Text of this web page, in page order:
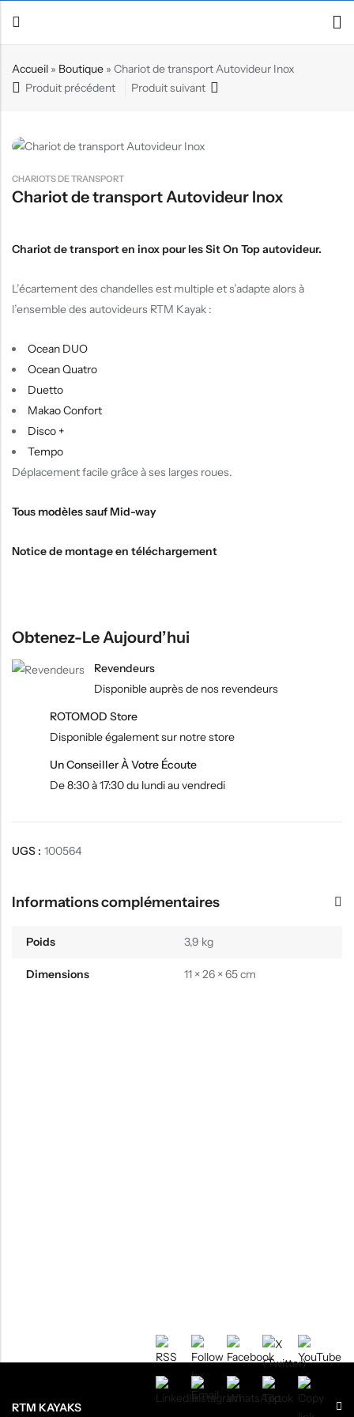
Accueil » Boutique » Chariot de transport Autovideur Inox
Produit précédent
Produit suivant
CHARIOTS DE TRANSPORT
Chariot de transport Autovideur Inox
Chariot de transport en inox pour les Sit On Top autovideur.
L’écartement des chandelles est multiple et s’adapte alors à
l’ensemble des autovideurs RTM Kayak :
Ocean DUO
Ocean Quatro
Duetto
Makao Confort
Disco +
Tempo
Déplacement facile grâce à ses larges roues.
Tous modèles saufMid-way
Notice de montage en téléchargement
Obtenez-Le Aujourd’hui
Revendeurs
Disponible auprès de nos revendeurs
ROTOMOD Store
Disponible également sur notre store
Un Conseiller À Votre Écoute
De 8:30 à 17:30 du lundi au vendredi
UGS : 100564
Informations complémentaires
Poids 3,9 kg
Dimensions 11 × 26 × 65 cm
RTM KAYAKS
Canoë / Kayak
E-paddling